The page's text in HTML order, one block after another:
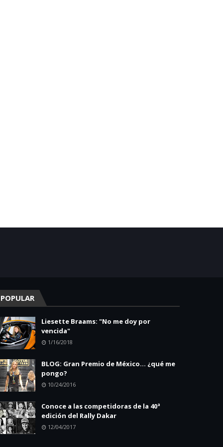
POPULAR
Liesette Braams: "No me doy por
vencida"
1/16/2018
BLOG: Gran Premio de México... ¿qué me
pongo?
10/24/2016
Conoce a las competidoras de la 40ª
edición del Rally Dakar
12/04/2017